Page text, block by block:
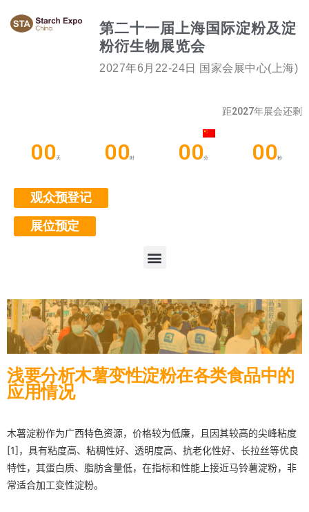
第二十一届上海国际淀粉及淀
粉衍生物展览会
2027年6月22-24日 国家会展中心(上海)
距2027年展会还剩
00天 00时 00分 00秒
观众预登记
展位预定
浅要分析木薯变性淀粉在各类食品中的
应用情况
木薯淀粉作为广西特色资源，价格较为低廉，且因其较高的尖峰粘度
[1]，具有粘度高、粘稠性好、透明度高、抗老化性好、长拉丝等优良
特性，其蛋白质、脂肪含量低，在指标和性能上接近马铃薯淀粉，非
常适合加工变性淀粉。